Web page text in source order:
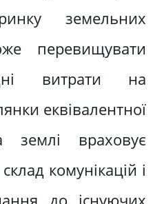
земельних
перевищувати
витрати на
еквівалентної
землі враховує
комунікацій і